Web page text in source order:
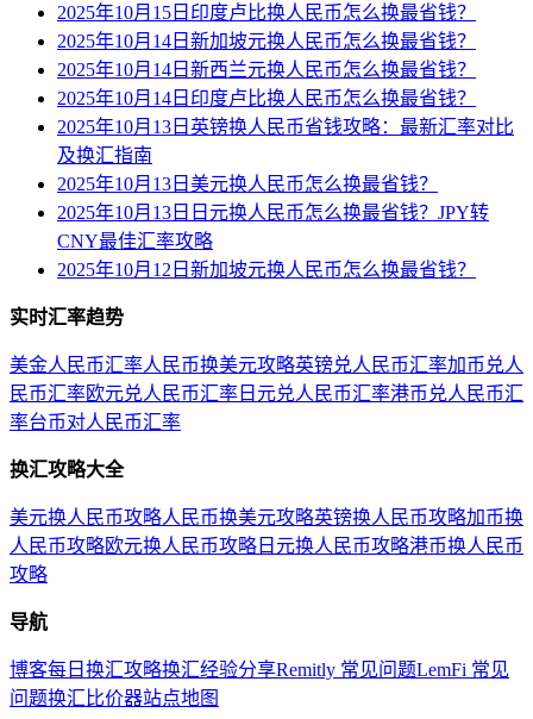
2025年10月15日印度卢比换人民币怎么换最省钱？
2025年10月14日新加坡元换人民币怎么换最省钱？
2025年10月14日新西兰元换人民币怎么换最省钱？
2025年10月14日印度卢比换人民币怎么换最省钱？
2025年10月13日英镑换人民币省钱攻略：最新汇率对比
及换汇指南
2025年10月13日美元换人民币怎么换最省钱？
2025年10月13日日元换人民币怎么换最省钱？JPY转
CNY最佳汇率攻略
2025年10月12日新加坡元换人民币怎么换最省钱？
实时汇率趋势
美金人民币汇率人民币换美元攻略英镑兑人民币汇率加币兑人
民币汇率欧元兑人民币汇率 日元兑人民币汇率港币兑人民币汇
率台币对人民币汇率
换汇攻略大全
美元换人民币攻略人民币换美元攻略英镑换人民币攻略加币换
人民币攻略欧元换人民币攻略 日元换人民币攻略港币换人民币
攻略
导航
博客每日换汇攻略换汇经验分享Remitly 常见问题LemFi 常见
问题换汇比价器站点地图